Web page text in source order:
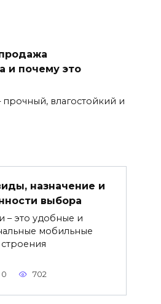
и почему это
влагостойкий и
назначение и
выбора
– это удобные и
мобильные
строения
0 702